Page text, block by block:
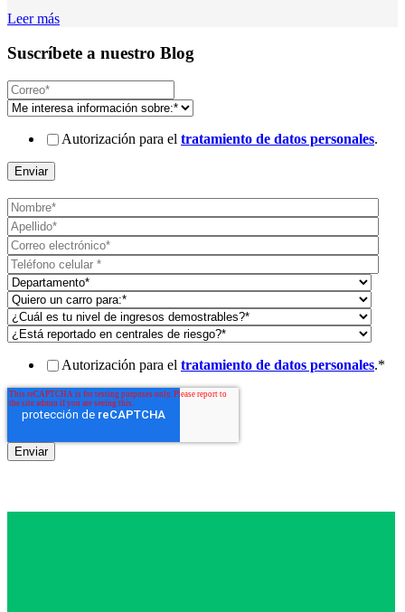
Leer más
Suscríbete a nuestro Blog
Autorización para el tratamiento de datos personales.
Autorización para el tratamiento de datos personales.*